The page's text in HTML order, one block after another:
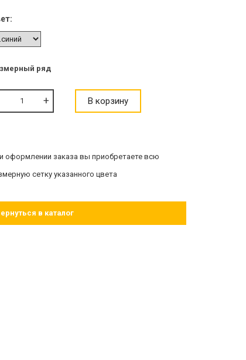
ряд
В корзину
оформлении заказа вы приобретаете всю
сетку указанного цвета
в каталог